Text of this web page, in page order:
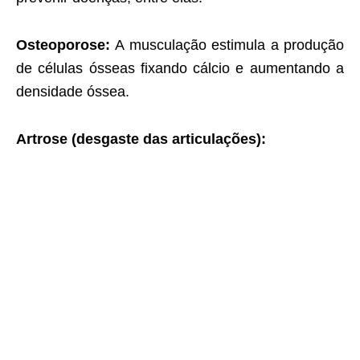
Osteoporose:A musculação estimula a produção
de células ósseas fixando cálcio e aumentando a
densidade óssea.
Artrose (desgaste das articulações):